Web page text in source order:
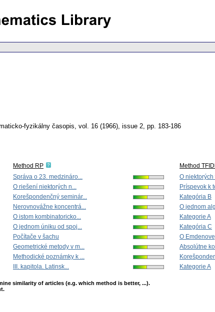
fyzikálny časopis, vol. 16 (1966), issue 2, pp. 183-186
Method RP
Správa o 23. medzináro...
O riešení niektorých n...
Korešpondenčný seminár...
Nerovnovážne koncentrá...
O istom kombinatoricko...
O jednom úniku od spoj...
Počítače v šachu
Geometrické metody v m...
Methodické poznámky k ...
III. kapitola. Latinsk...
Method
O niektorých
Príspevok k
Kategória B
O jednom
Kategorie A
Kategória C
O
Absolútne
Kategorie A
similarity of articles (e.g. which method is better, ...).